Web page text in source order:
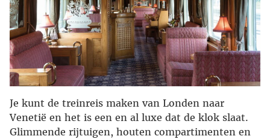
Je kunt de treinreis maken van Londen naar
Venetië en het is een en al luxe dat de klok slaat.
Glimmende rijtuigen, houten compartimenten en